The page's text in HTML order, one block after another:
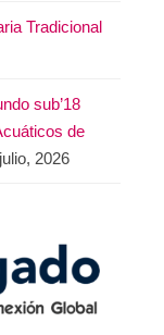
Tradicional
sub’18
de
2026